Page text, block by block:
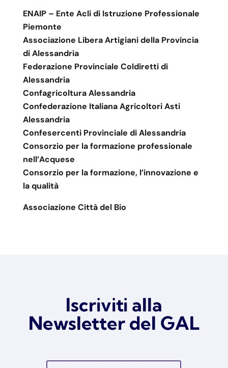
ENAIP – Ente Acli di Istruzione Professionale
Piemonte
Associazione Libera Artigiani della Provincia
di Alessandria
Federazione Provinciale Coldiretti di
Alessandria
Confagricoltura Alessandria
Confederazione Italiana Agricoltori Asti
Alessandria
Confesercenti Provinciale di Alessandria
Consorzio per la formazione professionale
nell’Acquese
Consorzio per la formazione, l’innovazione e
la qualità
Associazione Città del Bio
Iscriviti alla
Newsletter del GAL